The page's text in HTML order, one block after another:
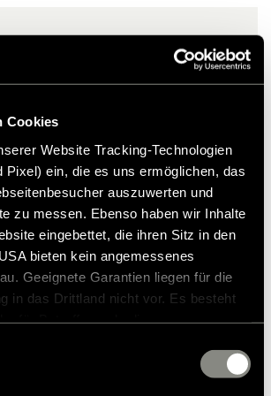
Cookies
Website Tracking-Technologien
Pixel) ein, die es uns ermöglichen, das
auszuwerten und
zu messen. Ebenso haben wir Inhalte
eingebettet, die ihren Sitz in den
bieten kein angemessenes
Geeignete Garantien liegen für die
in das Drittland nicht vor. Es besteht
Dienstleister können Daten für
fleksibelt ned til -30 °C.
kr.
mit køretøj?
3020976
tilbehør er ikke tilgængeligt fra fabrikken,
og eftermonteres via din
Billederne kan ændres.